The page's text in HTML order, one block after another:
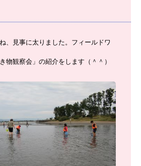
、見事に太りました。フィールドワ
物観察会」の紹介をします（＾＾）